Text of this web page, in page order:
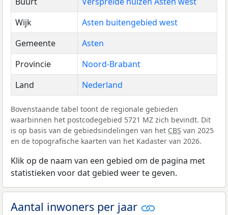
Wijk
Asten buitengebied west
Gemeente
Asten
Provincie
Noord-Brabant
Land
Nederland
Bovenstaande tabel toont de regionale gebieden
waarbinnen het postcodegebied 5721 MZ zich bevindt. Dit
is op basis van de gebiedsindelingen van het CBS van 2025
en de topografische kaarten van het Kadaster van 2026.
Klik op de naam van een gebied om de pagina met
statistieken voor dat gebied weer te geven.
Aantal inwoners per jaar